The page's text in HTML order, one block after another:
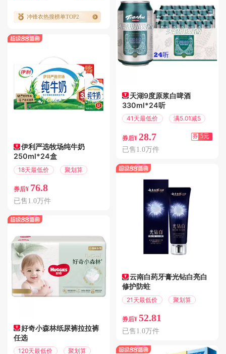
冲锋衣热搜榜单TOP2
伊利严选牧场纯牛奶
250ml*24盒
18天最低价 聚划算
券后¥ 76.8
已售1.0万件
好奇小森林纸尿裤拉拉裤
任选
120天最低价 聚划算
天湖9度原浆白啤酒
330ml*24听
41天最低价 满5.01减5
券后¥ 28.7 券 5元
已售1.0万件
云南白药牙膏光钻白亮白
修护防蛀
21天最低价 聚划算
券后¥ 52.81
已售1.0万件